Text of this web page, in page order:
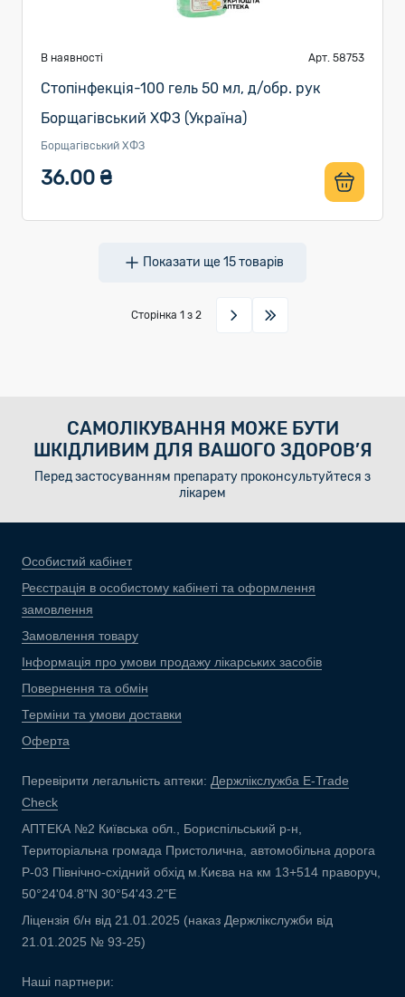
В наявності Арт. 58753
Стопінфекція-100 гель 50 мл, д/обр. рук
Борщагівський ХФЗ (Україна)
Борщагівський ХФЗ
36.00 ₴
Показати ще15товарів
Сторінка 1 з 2
САМОЛІКУВАННЯ МОЖЕ БУТИ
ШКІДЛИВИМ ДЛЯ ВАШОГО ЗДОРОВ’Я
Перед застосуванням препарату проконсультуйтеся з
лікарем
Особистий кабінет
Реєстрація в особистому кабінеті та оформлення
замовлення
Замовлення товару
Інформація про умови продажу лікарських засобів
Повернення та обмін
Терміни та умови доставки
Оферта
Перевірити легальність аптеки: Держлікслужба E-Trade
Check
АПТЕКА №2 Київська обл., Бориспільський р-н,
Територіальна громада Пристолична, автомобільна дорога
Р-03 Північно-східний обхід м.Києва на км 13+514 праворуч,
50°24'04.8"N 30°54'43.2"E
Ліцензія б/н від 21.01.2025 (наказ Держлікслужби від
21.01.2025 № 93-25)
Наші партнери: